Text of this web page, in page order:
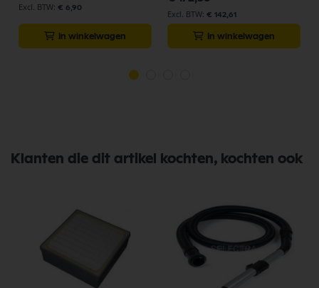
€ 6,90
In winkelwagen
€ 142,61
In winkelwagen
Klanten die dit artikel kochten, kochten ook